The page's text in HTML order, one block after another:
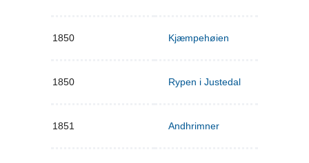
1850 Kjæmpehøien
1850 Rypen i Justedal
1851 Andhrimner